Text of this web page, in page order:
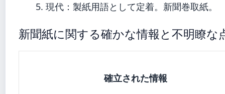
現代：製紙用語として定着。新聞巻取紙。
新聞紙に関する確かな情報と不明瞭な
確立された情報